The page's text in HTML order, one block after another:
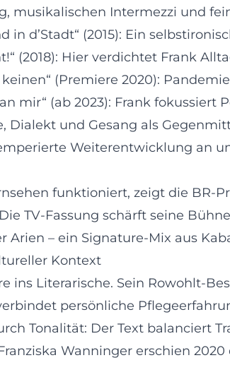
musikalischen Intermezzi und
in d’Stadt“ (2015): Ein
(2018): Hier verdichtet Frank
(Premiere 2020):
mir“ (ab 2023): Frank
und Gesang als
Weiterentwicklung an
funktioniert, zeigt die BR-
TV-Fassung schärft seine
Arien – ein Signature-Mix aus
Kontext
ins Literarische. Sein Rowohlt-
persönliche
Tonalität: Der Text balanciert
Wanninger erschien